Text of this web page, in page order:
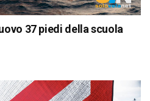
37 piedi della scuola